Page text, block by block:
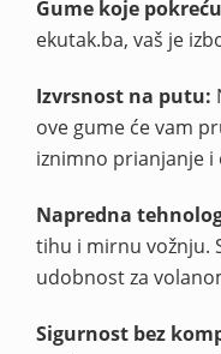
Gume koje
ekutak.ba, vaš je
Izvrsnost na putu:
ove gume će vam
iznimno prianjanje
Napredna
tihu i mirnu vožnju.
udobnost za
Sigurnost bez